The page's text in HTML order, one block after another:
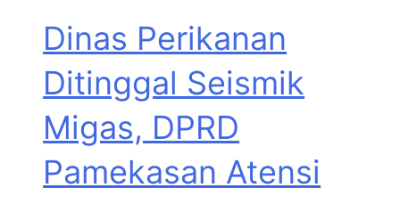
Dinas Perikanan
Ditinggal Seismik
Migas, DPRD
Pamekasan Atensi